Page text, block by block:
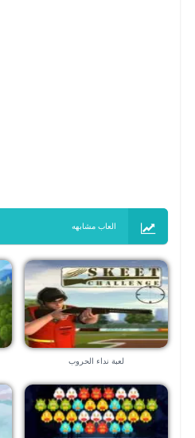
العاب مشابهه
لعبة نداء الحروب